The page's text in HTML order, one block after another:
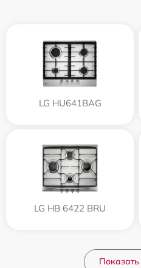
LG HU641BAG
LG HB 6422 BRU